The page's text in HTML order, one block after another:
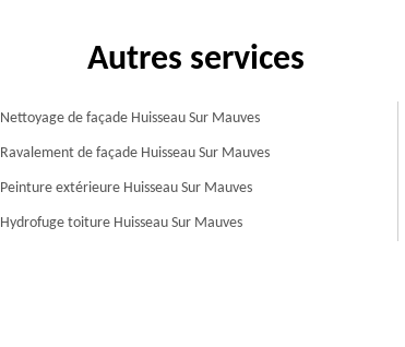
Autres services
Nettoyage de façade Huisseau Sur Mauves
Ravalement de façade Huisseau Sur Mauves
Peinture extérieure Huisseau Sur Mauves
Hydrofuge toiture Huisseau Sur Mauves